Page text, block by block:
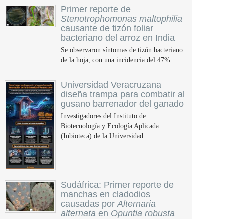
Primer reporte de
Stenotrophomonas maltophilia
causante de tizón foliar
bacteriano del arroz en India
Se observaron síntomas de tizón bacteriano
de la hoja, con una incidencia del 47%...
Universidad Veracruzana
diseña trampa para combatir al
gusano barrenador del ganado
Investigadores del Instituto de
Biotecnología y Ecología Aplicada
(Inbioteca) de la Universidad...
Sudáfrica: Primer reporte de
manchas en cladodios
causadas porAlternaria
alternata en Opuntia robusta